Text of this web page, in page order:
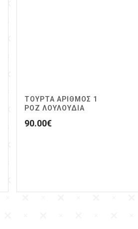
ΤΟΥΡΤΑ ΑΡΙΘΜΟΣ 1
ΡΟΖ ΛΟΥΛΟΥΔΙΑ
90.00€